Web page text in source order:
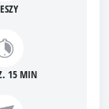
15 MIN